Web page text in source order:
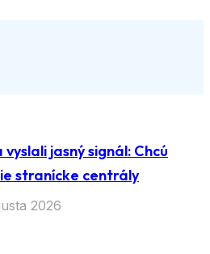
jasný signál: Chcú
stranícke centrály
2026